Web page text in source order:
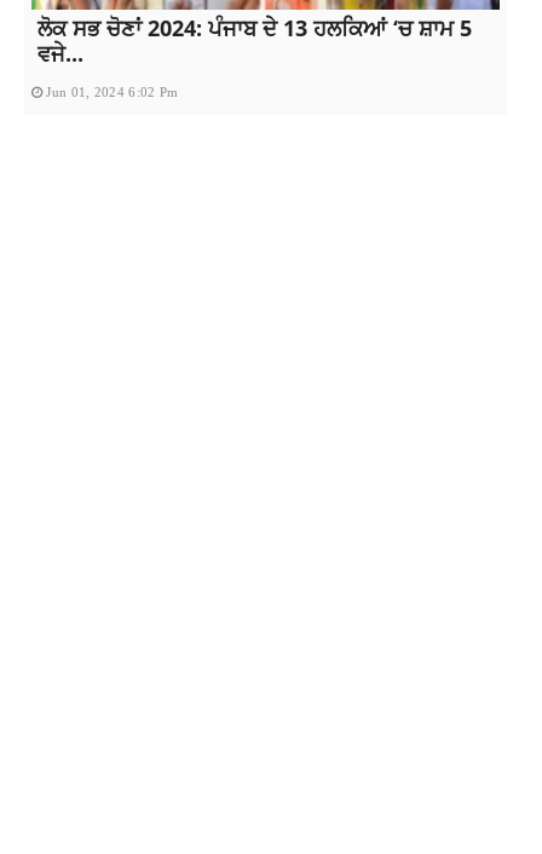
ਲੋਕ ਸਭ ਚੋਣਾਂ 2024: ਪੰਜਾਬ ਦੇ 13 ਹਲਕਿਆਂ ‘ਚ ਸ਼ਾਮ 5
ਵਜੇ...
Jun 01, 2024 6:02 Pm